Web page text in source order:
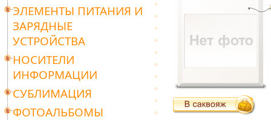
ЭЛЕМЕНТЫ ПИТАНИЯ И
ЗАРЯДНЫЕ
УСТРОЙСТВА
НОСИТЕЛИ
ИНФОРМАЦИИ
СУБЛИМАЦИЯ
ФОТОАЛЬБОМЫ